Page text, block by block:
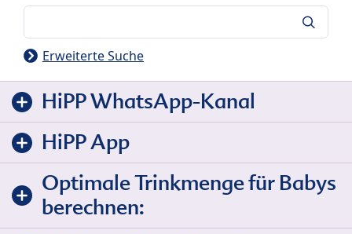
Erweiterte Suche
HiPP WhatsApp-Kanal
HiPP App
Optimale Trinkmenge für Babys
berechnen: